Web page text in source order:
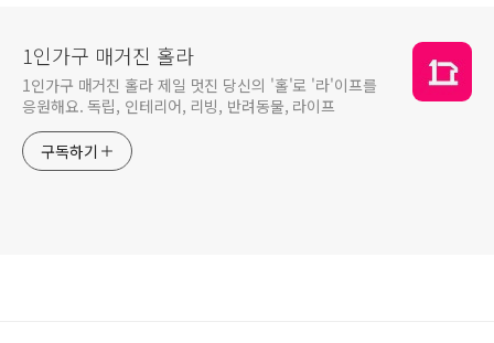
1인가구 매거진 홀라
1인가구 매거진 홀라 제일 멋진 당신의 '홀'로 '라'이프를
응원해요. 독립, 인테리어, 리빙, 반려동물, 라이프
구독하기